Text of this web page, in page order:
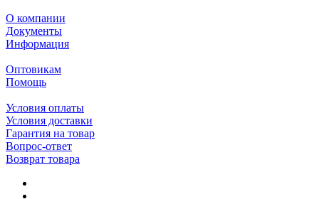
О компании
Документы
Информация
Оптовикам
Помощь
Условия оплаты
Условия доставки
Гарантия на товар
Вопрос-ответ
Возврат товара